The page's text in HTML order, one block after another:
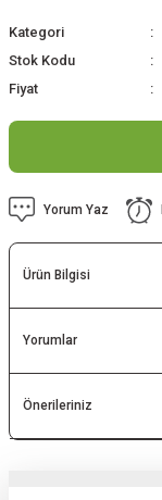
Kategori
Stok Kodu
Fiyat
Yorum Yaz
Ürün Bilgisi
Yorumlar
Önerileriniz